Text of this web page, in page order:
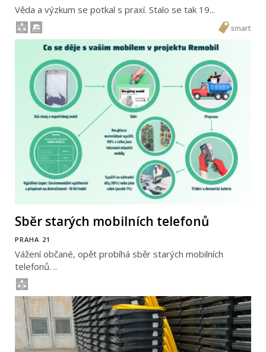
Věda a výzkum se potkal s praxí. Stalo se tak 19...
smart
Sběr starých mobilních telefonů
PRAHA 21
Vážení občané, opět probíhá sběr starých mobilních
telefonů. ..